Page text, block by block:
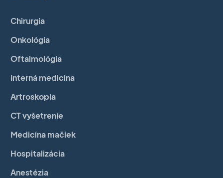
Chirurgia
Onkológia
Oftalmológia
Interná medicína
Artroskopia
CT vyšetrenie
Medicína mačiek
Hospitalizácia
Anestézia